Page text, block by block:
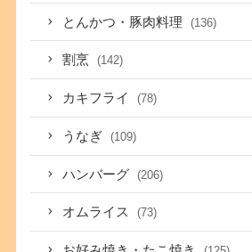
とんかつ・豚肉料理 (136)
割烹 (142)
カキフライ (78)
うなぎ (109)
ハンバーグ (206)
オムライス (73)